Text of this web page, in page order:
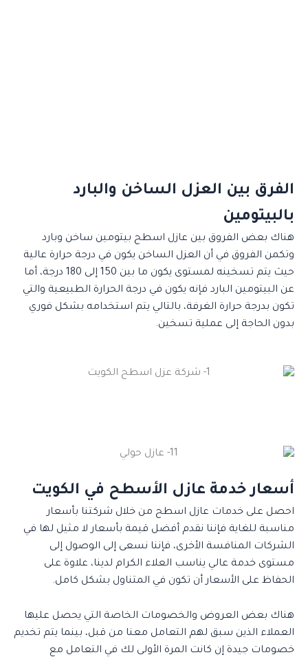
الفرق بين العزل الساخن والبارد
بالبيتومين
هناك بعض الفروق بين عازل اسطح بيتومين ساخن وبارد
وتكمن الفروق في أن العزل الساخن يكون في درجة حرارة عالية
حيث يتم تسخينه لمستوى يكون ما بين 150 إلى 180 درجة، أما
عن البيتومين البارد فإنه يكون في درجة الحرارة الطبيعية والتي
تكون بدرجة حرارة الغرفة، بالتالي يتم استخدامه بشكل فوري
بدون الحاجة إلى عملية تسخين.
أسعار خدمة عازل الأسطح في الكويت
احصل على خدمات عازل اسطح من خلال شركتنا بأسعار
مناسبة للغاية فإننا نقدم أفضل قيمة بأسعار لا مثيل لها في
الشركات المنافسة الأخرى، فإننا نسعى إلى الوصول إلى
مستوى خدمة عالي يناسب العلاء الكرام لدينا، علاوة على
الحفاظ على الأسعار أن تكون في المتناول بشكل كامل.
هناك بعض العروض والخصومات الخاصة التي يحصل عليها
العملاء الذين سبق لهم التعامل معنا من قبل، بينما يتم تخديم
خصومات جيدة إن كانت المرة الأولى لك في التعامل مع